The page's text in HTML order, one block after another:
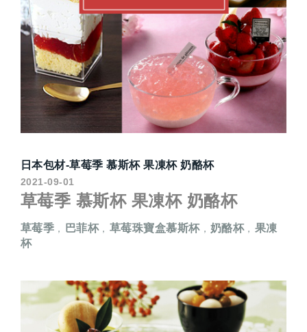
日本包材-草莓季 慕斯杯 果凍杯 奶酪杯
2021-09-01
草莓季 慕斯杯 果凍杯 奶酪杯
草莓季 ， 巴菲杯， 草莓珠寶盒慕斯杯， 奶酪杯， 果凍
杯